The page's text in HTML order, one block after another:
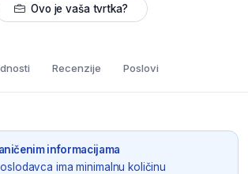
Ovo je vaša tvrtka?
Recenzije Poslovi
informacijama
ima minimalnu količinu